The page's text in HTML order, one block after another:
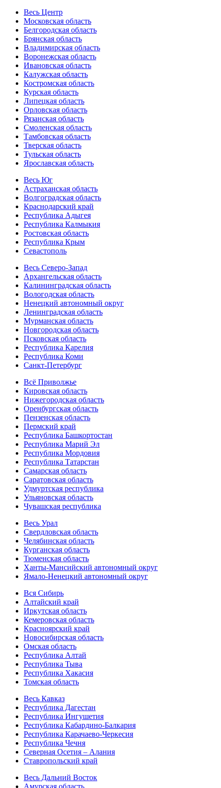
Весь Центр
Московская область
Белгородская область
Брянская область
Владимирская область
Воронежская область
Ивановская область
Калужская область
Костромская область
Курская область
Липецкая область
Орловская область
Рязанская область
Смоленская область
Тамбовская область
Тверская область
Тульская область
Ярославская область
Весь Юг
Астраханская область
Волгоградская область
Краснодарский край
Республика Адыгея
Республика Калмыкия
Ростовская область
Республика Крым
Севастополь
Весь Северо-Запад
Архангельская область
Калининградская область
Вологодская область
Ненецкий автономный округ
Ленинградская область
Мурманская область
Новгородская область
Псковская область
Республика Карелия
Республика Коми
Санкт-Петербург
Всё Приволжье
Кировская область
Нижегородская область
Оренбургская область
Пензенская область
Пермский край
Республика Башкортостан
Республика Марий Эл
Республика Мордовия
Республика Татарстан
Самарская область
Саратовская область
Удмуртская республика
Ульяновская область
Чувашская республика
Весь Урал
Свердловская область
Челябинская область
Курганская область
Тюменская область
Ханты-Мансийский автономный округ
Ямало-Ненецкий автономный округ
Вся Сибирь
Алтайский край
Иркутская область
Кемеровская область
Красноярский край
Новосибирская область
Омская область
Республика Алтай
Республика Тыва
Республика Хакасия
Томская область
Весь Кавказ
Республика Дагестан
Республика Ингушетия
Республика Кабардино-Балкария
Республика Карачаево-Черкесия
Республика Чечня
Северная Осетия – Алания
Ставропольский край
Весь Дальний Восток
Амурская область